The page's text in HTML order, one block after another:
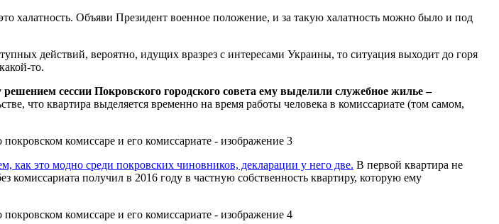
Объяви Президент военное положение, и за такую халатность можно было и под
действий, вероятно, идущих вразрез с интересами Украины, то ситуация выходит до горя
то.
решением сессии Покровского городского совета ему выделили служебное жилье –
что квартира выделяется временно на время работы человека в комиссариате (том самом,
как это модно среди покровских чиновников, декларации у него две. В первой квартира не
получил в 2016 году в частную собственность квартиру, которую ему